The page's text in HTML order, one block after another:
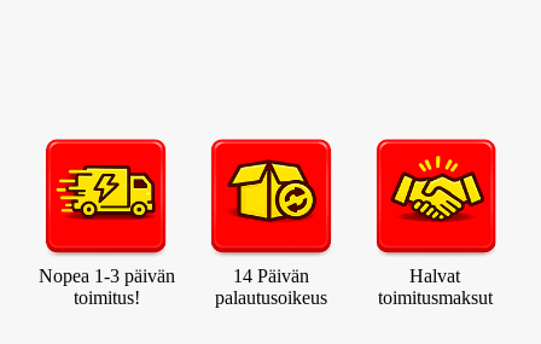
Nopea 1-3 päivän
toimitus!
14 Päivän
palautusoikeus
Halvat
toimitusmaksut